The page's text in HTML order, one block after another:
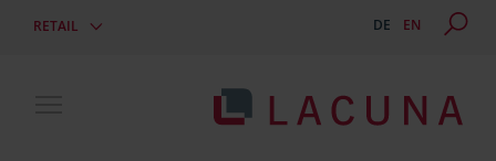
RETAIL DE EN
Toggle main menu visibility